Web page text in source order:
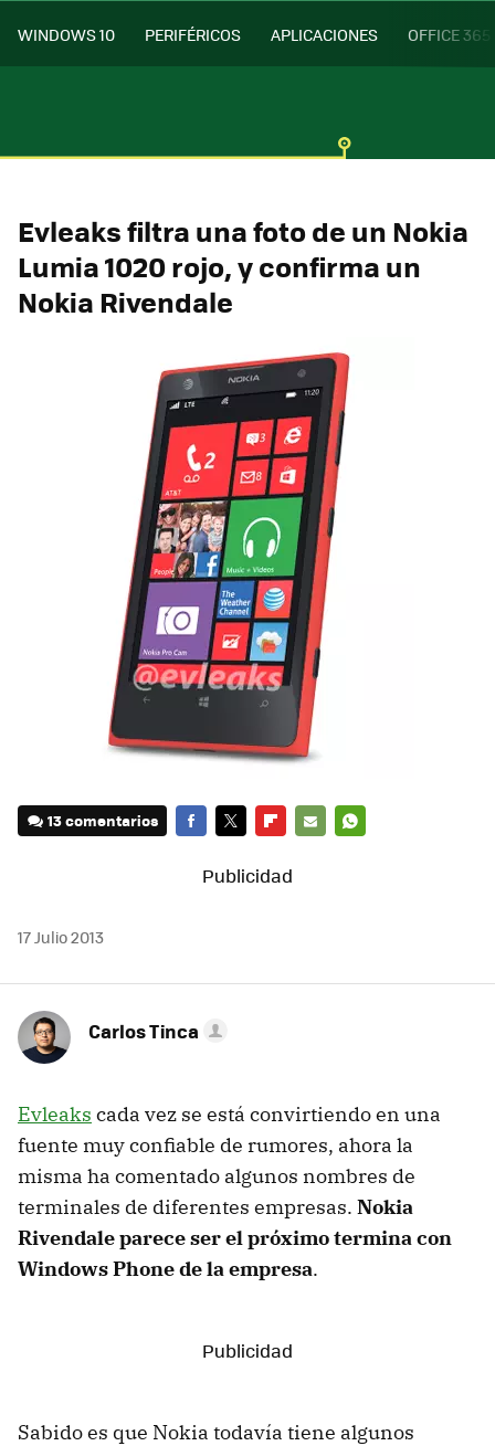
WINDOWS 10 PERIFÉRICOS APLICACIONES OFFICE 365
Evleaks filtra una foto de un Nokia
Lumia 1020 rojo, y confirma un
Nokia Rivendale
13 comentarios
17 Julio 2013
Carlos Tinca
Evleaks cada vez se está convirtiendo en una
fuente muy confiable de rumores, ahora la
misma ha comentado algunos nombres de
terminales de diferentes empresas. Nokia
Rivendale parece ser el próximo termina con
Windows Phone de la empresa.
Sabido es que Nokia todavía tiene algunos